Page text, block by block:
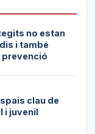
no estan
i també
prevenció
clau de
i juvenil